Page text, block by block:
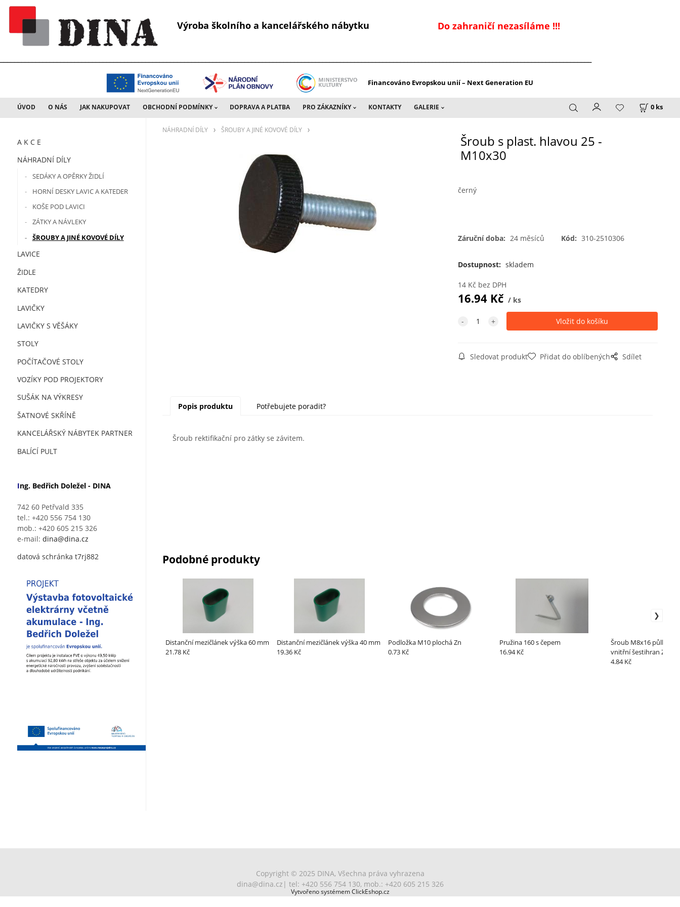
Výroba školního a kancelářského nábytku Do zahraničí nezasíláme !!!
Financováno Evropskou unií – Next Generation EU
ÚVOD O NÁS JAK NAKUPOVAT OBCHODNÍ PODMÍNKY DOPRAVA A PLATBA PRO ZÁKAZNÍKY KONTAKTY GALERIE 0 ks
A K C E
NÁHRADNÍ DÍLY
SEDÁKY A OPĚRKY ŽIDLÍ
HORNÍ DESKY LAVIC A KATEDER
KOŠE POD LAVICI
ZÁTKY A NÁVLEKY
ŠROUBY A JINÉ KOVOVÉ DÍLY
LAVICE
ŽIDLE
KATEDRY
LAVIČKY
LAVIČKY S VĚŠÁKY
STOLY
POČÍTAČOVÉ STOLY
VOZÍKY POD PROJEKTORY
SUŠÁK NA VÝKRESY
ŠATNOVÉ SKŘÍNĚ
KANCELÁŘSKÝ NÁBYTEK PARTNER
BALÍCÍ PULT
Ing. Bedřich Doležel - DINA
742 60 Petřvald 335
tel.: +420 556 754 130
mob.: +420 605 215 326
e-mail: dina@dina.cz
datová schránka t7rj882
NÁHRADNÍ DÍLY ŠROUBY A JINÉ KOVOVÉ DÍLY
Šroub s plast. hlavou 25 -
M10x30
černý
Záruční doba: 24 měsíců Kód: 310-2510306
Dostupnost: skladem
14Kč bez DPH
16.94Kč ks
Sledovat produkt Přidat do oblíbených Sdílet
Popis produktu Potřebujete poradit?
Šroub rektifikační pro zátky se závitem.
Podobné produkty
Distanční mezičlánek výška 60 mm
21.78 Kč
Distanční mezičlánek výška 40 mm
19.36 Kč
Podložka M10 plochá Zn
0.73 Kč
Pružina 160 s čepem
16.94 Kč
Šroub M8x16
vnitřní šestihran Zn
4.84 Kč
Copyright © 2025 DINA, Všechna práva vyhrazena
dina@dina.cz | tel: +420 556 754 130, mob.: +420 605 215 326
Vytvořeno systémem ClickEshop.cz